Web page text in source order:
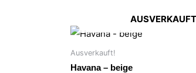
AUSVERKAUFT
Ausverkauft!
Havana – beige